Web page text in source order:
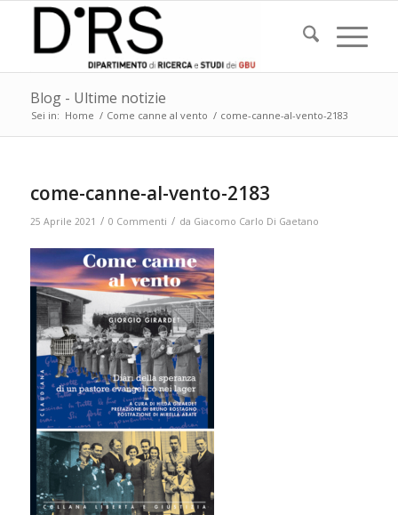
Blog - Ultime notizie
Sei in: Home / Come canne al vento / come-canne-al-vento-2183
come-canne-al-vento-2183
25 Aprile 2021 / 0 Commenti / da Giacomo Carlo Di Gaetano